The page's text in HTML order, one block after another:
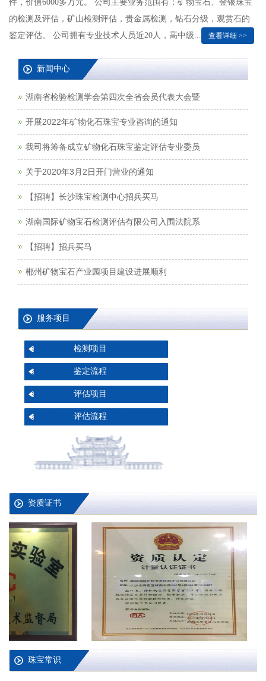
件，价值6000多万元。 公司主要业务范围有：矿物宝石、金银珠宝
的检测及评估，矿山检测评估，贵金属检测，钻石分级，观赏石的
鉴定评估。 公司拥有专业技术人员近20人，高中级...
查看详细 >>
新闻中心
湖南省检验检测学会第四次全省会员代表大会暨
开展2022年矿物化石珠宝专业咨询的通知
我司将筹备成立矿物化石珠宝鉴定评估专业委员
关于2020年3月2日开门营业的通知
【招聘】长沙珠宝检测中心招兵买马
湖南国际矿物宝石检测评估有限公司入围法院系
【招聘】招兵买马
郴州矿物宝石产业园项目建设进展顺利
服务项目
检测项目
鉴定流程
评估项目
评估流程
资质证书
珠宝常识